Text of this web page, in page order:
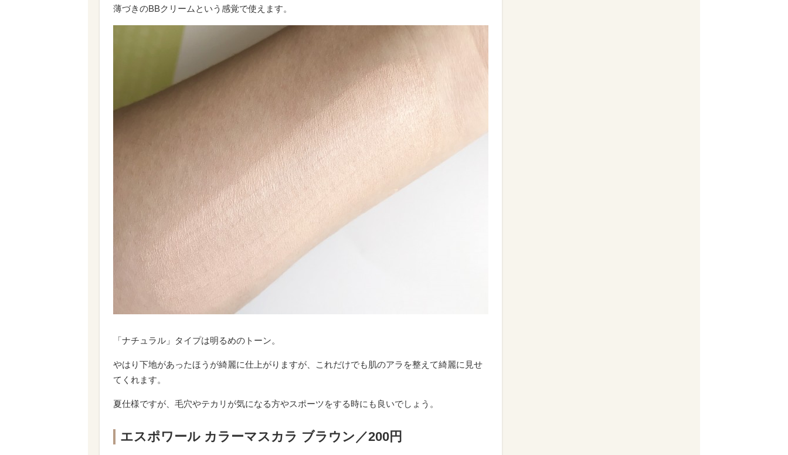
薄づきのBBクリームという感覚で使えます。
「ナチュラル」タイプは明るめのトーン。
やはり下地があったほうが綺麗に仕上がりますが、これだけでも肌のアラを整えて綺麗に見せ
てくれます。
夏仕様ですが、毛穴やテカリが気になる方やスポーツをする時にも良いでしょう。
エスポワール カラーマスカラ ブラウン／200円